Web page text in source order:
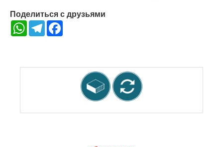
Поделиться с друзьями
WhatsAppTelegram